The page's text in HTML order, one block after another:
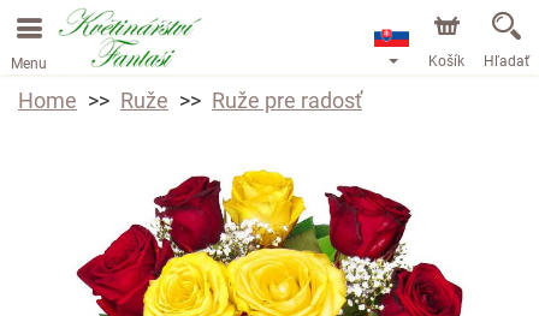
Menu Košík Hľadať
Home Ruže Ruže pre radosť